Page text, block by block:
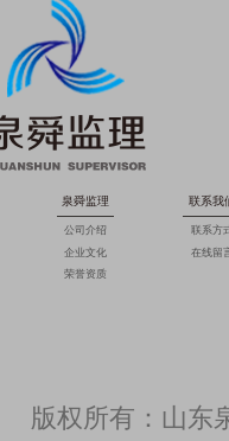
泉舜监理
公司介绍
企业文化
荣誉资质
联系我
联系方
在线留
版权所有：山东